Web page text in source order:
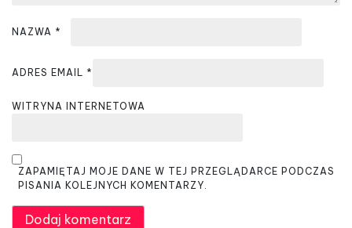
NAZWA *
ADRES EMAIL *
WITRYNA INTERNETOWA
ZAPAMIĘTAJ MOJE DANE W TEJ PRZEGLĄDARCE PODCZAS
PISANIA KOLEJNYCH KOMENTARZY.